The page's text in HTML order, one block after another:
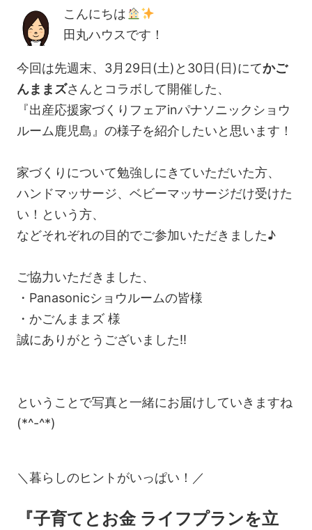
こんにちは
田丸ハウスです！
今回は先週末、3月29日(土)と30日(日)にてかご
んままズさんとコラボして開催した、
『出産応援家づくりフェアinパナソニックショウ
ルーム鹿児島』の様子を紹介したいと思います！
家づくりについて勉強しにきていただいた方、
ハンドマッサージ、ベビーマッサージだけ受けた
い！という方、
などそれぞれの目的でご参加いただきました♪
ご協力いただきました、
・Panasonicショウルームの皆様
・かごんままズ 様
誠にありがとうございました!!
ということで写真と一緒にお届けしていきますね
(*^-^*)
＼暮らしのヒントがいっぱい！／
『子育てとお金 ライフプランを立